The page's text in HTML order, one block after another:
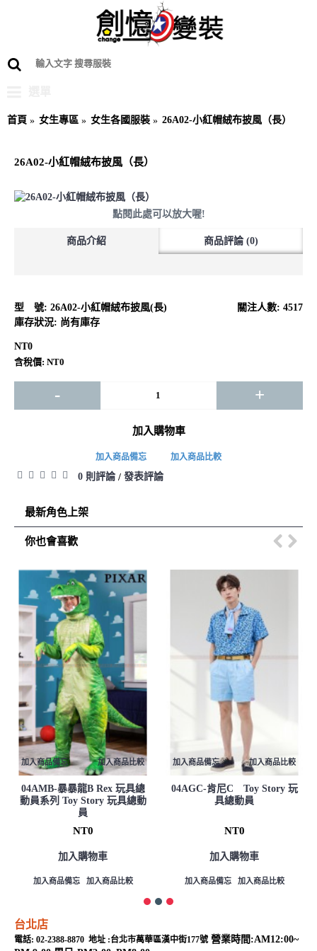
首頁 女生專區 女生各國服裝 26A02-小紅帽絨布披風（長）
26A02-小紅帽絨布披風（長）
點閱此處可以放大喔!
商品介紹 商品評論 (0)
關注人數: 4517
型 號: 26A02-小紅帽絨布披風(長)
庫存狀況: 尚有庫存
NT0
含稅價: NT0
- +
加入購物車
加入商品備忘 加入商品比較
0 則評論 / 發表評論
最新角色上架
你也會喜歡
加入商品備忘 加入商品比較
04AMB-暴暴龍B Rex 玩具總
動員系列 Toy Story 玩具總動
員
NT0
加入購物車
加入商品備忘 加入商品比較
加入商品備忘 加入商品比較
04AGC-肯尼C Toy Story 玩
具總動員
NT0
加入購物車
加入商品備忘 加入商品比較
台北店
電話: 02-2388-8870 地址 :台北市萬華區漢中街177號 營業時間:AM12:00~